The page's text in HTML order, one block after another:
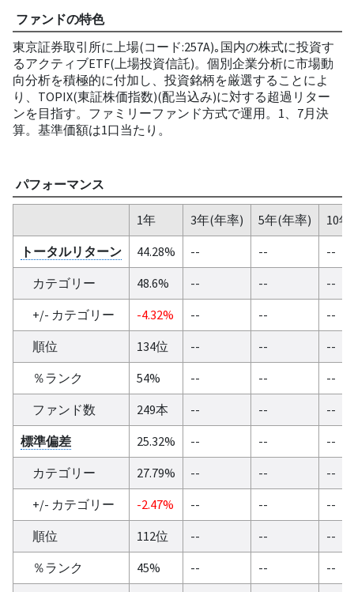
ファンドの特色
東京証券取引所に上場(コード:257A)｡国内の株式に投資す
るアクティブETF(上場投資信託)。個別企業分析に市場動
向分析を積極的に付加し、投資銘柄を厳選することによ
り、TOPIX(東証株価指数)(配当込み)に対する超過リター
ンを目指す。ファミリーファンド方式で運用。1、7月決
算。基準価額は1口当たり。
パフォーマンス
1年 3年(年率) 5年(年率)
10
トータルリターン
44.28% -- --
--
カテゴリー
48.6% -- --
--
+/- カテゴリー
-4.32% -- --
--
順位
134位 -- --
--
％ランク
54% -- --
--
ファンド数
249本 -- --
--
標準偏差
25.32% -- --
--
カテゴリー
27.79% -- --
--
+/- カテゴリー
-2.47% -- --
--
順位
112位 -- --
--
％ランク
45% -- --
--